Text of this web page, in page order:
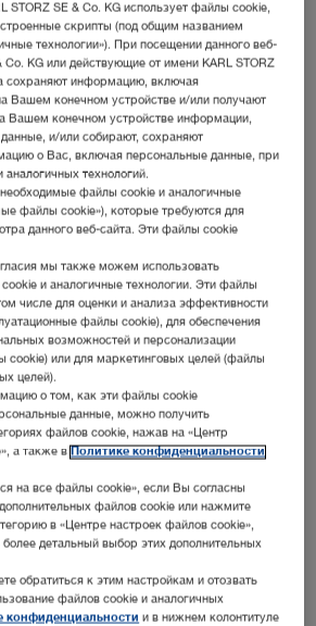
VITOM EAGLE
в список
продукте
4K/3D с
ICG, BLI/5-ALA и
сверхсовременная система для
преимуществами. Она
и эргономичную рабочую позу и
эффективной работе
данная система улучшает
и помогает повысить
STORZ SE & Co. KG использует файлы cookie,
скрипты (под общим названием
технологии»). При посещении данного веб-
Co. KG или действующие от имени KARL STORZ
сохраняют информацию, включая
Вашем конечном устройстве и/или получают
Вашем конечном устройстве информации,
и/или собирают, сохраняют
о Вас, включая персональные данные, при
технологий.
файлы cookie и аналогичные
файлы cookie»), которые требуются для
данного веб-сайта. Эти файлы cookie
мы также можем использовать
и аналогичные технологии. Эти файлы
числе для оценки и анализа эффективности
файлы cookie), для обеспечения
возможностей и персонализации
cookie) или для маркетинговых целей (файлы
целей).
о том, как эти файлы cookie
данные, можно получить
файлов cookie, нажав на «Центр
а также вПолитике конфиденциальности
на все файлы cookie», если Вы согласны
файлов cookie или нажмите
в «Центре настроек файлов cookie»,
детальный выбор этих дополнительных
обратиться к этим настройкам и отозвать
файлов cookie и аналогичных
конфиденциальности и в нижнем колонтитуле